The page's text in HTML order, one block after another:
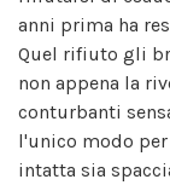
anni prima ha
Quel rifiuto gli
non appena la
conturbanti
l'unico modo
intatta sia